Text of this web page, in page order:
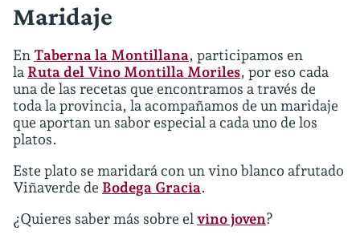
Maridaje
En Taberna la Montillana, participamos en
la Ruta del Vino Montilla Moriles, por eso cada
una de las recetas que encontramos a través de
toda la provincia, la acompañamos de un maridaje
que aportan un sabor especial a cada uno de los
platos.
Este plato se maridará con un vino blanco afrutado
Viñaverde de Bodega Gracia.
¿Quieres saber más sobre el vino joven?